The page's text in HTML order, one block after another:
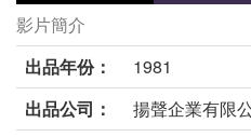
黑色大亨劇照
影片簡介
出品年份：
1981
出品公司：
揚聲企業有限